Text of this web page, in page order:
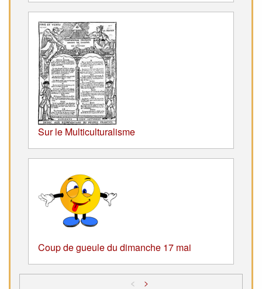
Sur le Multiculturalisme
Coup de gueule du dimanche 17 mai
< >